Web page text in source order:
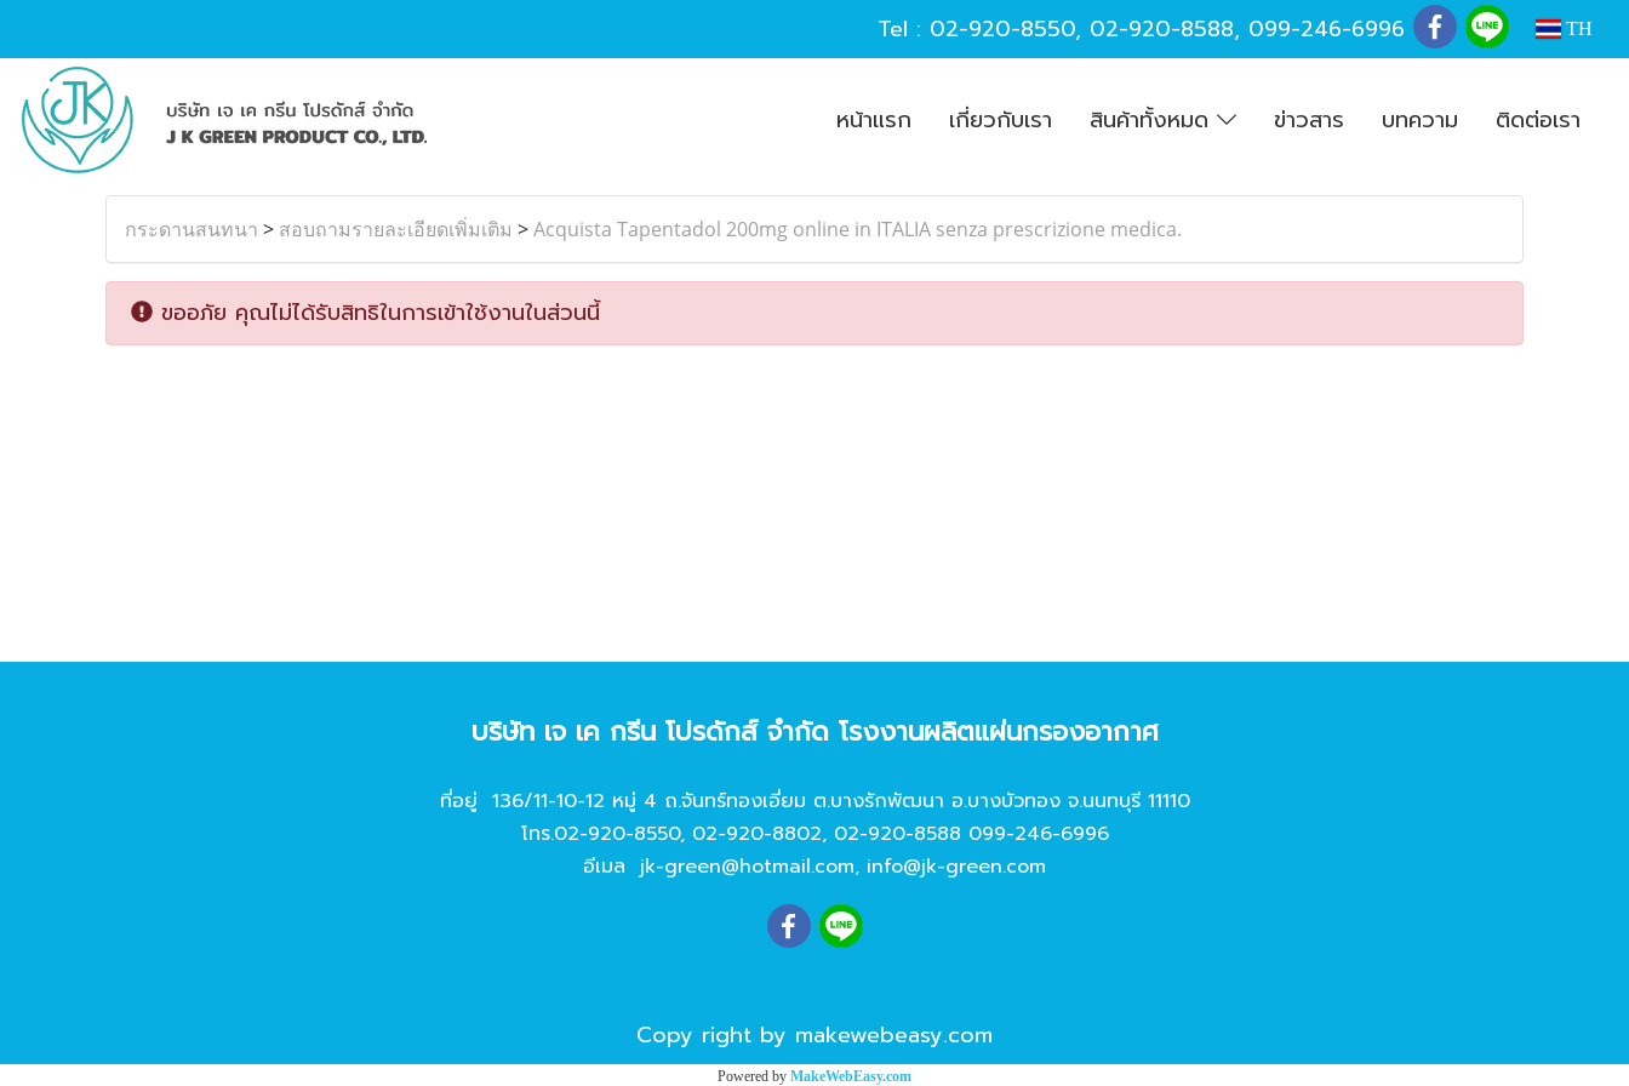
Tel : 02-920-8550, 02-920-8588, 099-246-6996 TH
หน้าแรก เกี่ยวกับเรา สินค้าทั้งหมด ข่าวสาร บทความ ติดต่อเรา
กระดานสนทนา > สอบถามรายละเอียดเพิ่มเติม >Acquista Tapentadol 200mg online in ITALIA senza prescrizione medica.
ขออภัย คุณไม่ได้รับสิทธิในการเข้าใช้งานในส่วนนี้
บริษัท เจ เค กรีน โปรดักส์ จํากัด โรงงานผลิตแผ่นกรองอากาศ
ที่อยู่ 136/11-10-12 หมู่ 4 ถ.จันทร์ทองเอี่ยม ต.บางรักพัฒนา อ.บางบัวทอง จ.นนทบุรี 11110
โทร.02-920-8550, 02-920-8802, 02-920-8588 099-246-6996
อีเมล jk-green@hotmail.com, info@jk-green.com
Copy right by makewebeasy.com
Powered by MakeWebEasy.com